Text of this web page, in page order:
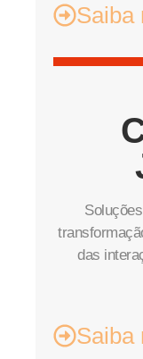
Saiba
das
Saiba